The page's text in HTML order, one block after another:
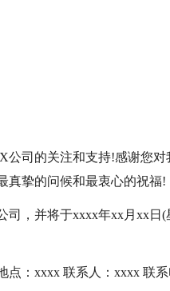
司的关注和支持!感谢您对
真挚的问候和最衷心的祝福!
司，并将于xxxx年xx月xx日
点：xxxx 联系人：xxxx 联